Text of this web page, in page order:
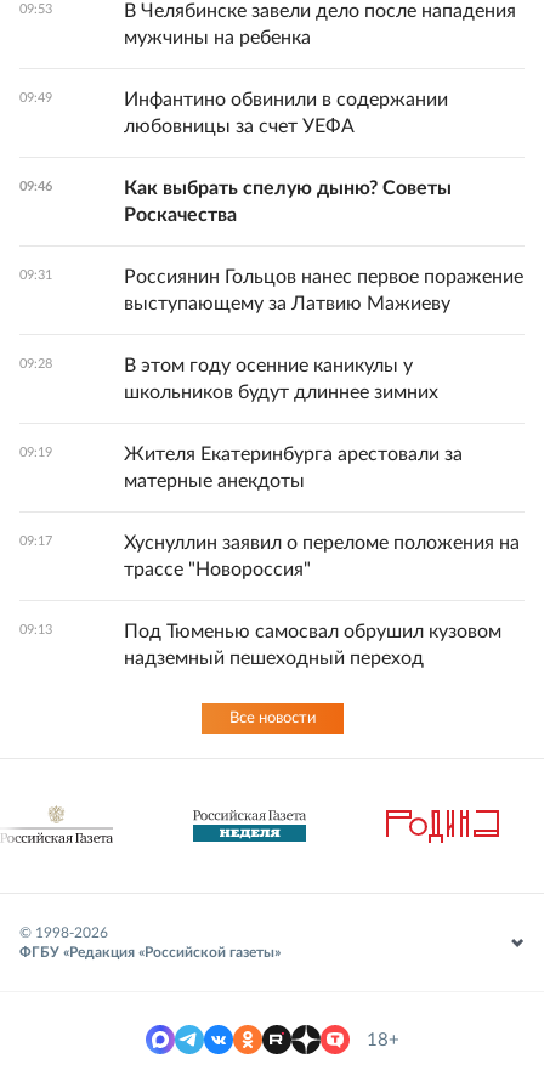
09:53
В Челябинске завели дело после нападения
мужчины на ребенка
09:49
Инфантино обвинили в содержании
любовницы за счет УЕФА
09:46
Как выбрать спелую дыню? Советы
Роскачества
09:31
Россиянин Гольцов нанес первое поражение
выступающему за Латвию Мажиеву
09:28
В этом году осенние каникулы у
школьников будут длиннее зимних
09:19
Жителя Екатеринбурга арестовали за
матерные анекдоты
09:17
Хуснуллин заявил о переломе положения на
трассе "Новороссия"
09:13
Под Тюменью самосвал обрушил кузовом
надземный пешеходный переход
Все новости
© 1998-2026
ФГБУ «Редакция «Российской газеты»
18+